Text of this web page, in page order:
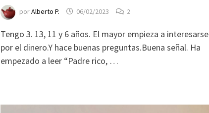
porAlberto P. 06/02/2023 2
Tengo 3. 13, 11 y 6 años. El mayor empieza a interesarse
por el dinero.Y hace buenas preguntas.Buena señal. Ha
empezado a leer “Padre rico, …